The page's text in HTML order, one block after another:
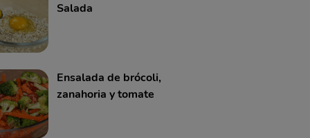
Salada
Ensalada de brócoli,
zanahoria y tomate